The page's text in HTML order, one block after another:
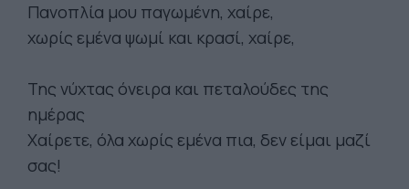
Πανοπλία μου παγωμένη, χαίρε,
χωρίς εμένα ψωμί και κρασί, χαίρε,
Της νύχτας όνειρα και πεταλούδες της
ημέρας
Χαίρετε, όλα χωρίς εμένα πια, δεν είμαι μαζί
σας!